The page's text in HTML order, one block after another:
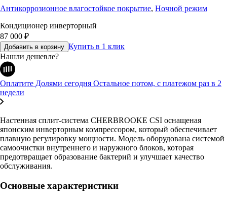
Антикоррозионное влагостойкое покрытие, Ночной режим
Кондиционер инверторный
87 000 ₽
Добавить в корзину Купить в 1 клик
Нашли дешевле?
Оплатите Долями сегодня Остальное потом, с платежом раз в 2
недели
Настенная сплит-система CHERBROOKE CSI оснащеная
японским инверторным компрессором, который обеспечивает
плавную регулировку мощности. Модель оборудована системой
самоочистки внутреннего и наружного блоков, которая
предотвращает образование бактерий и улучшает качество
обслуживания.
Основные характеристики